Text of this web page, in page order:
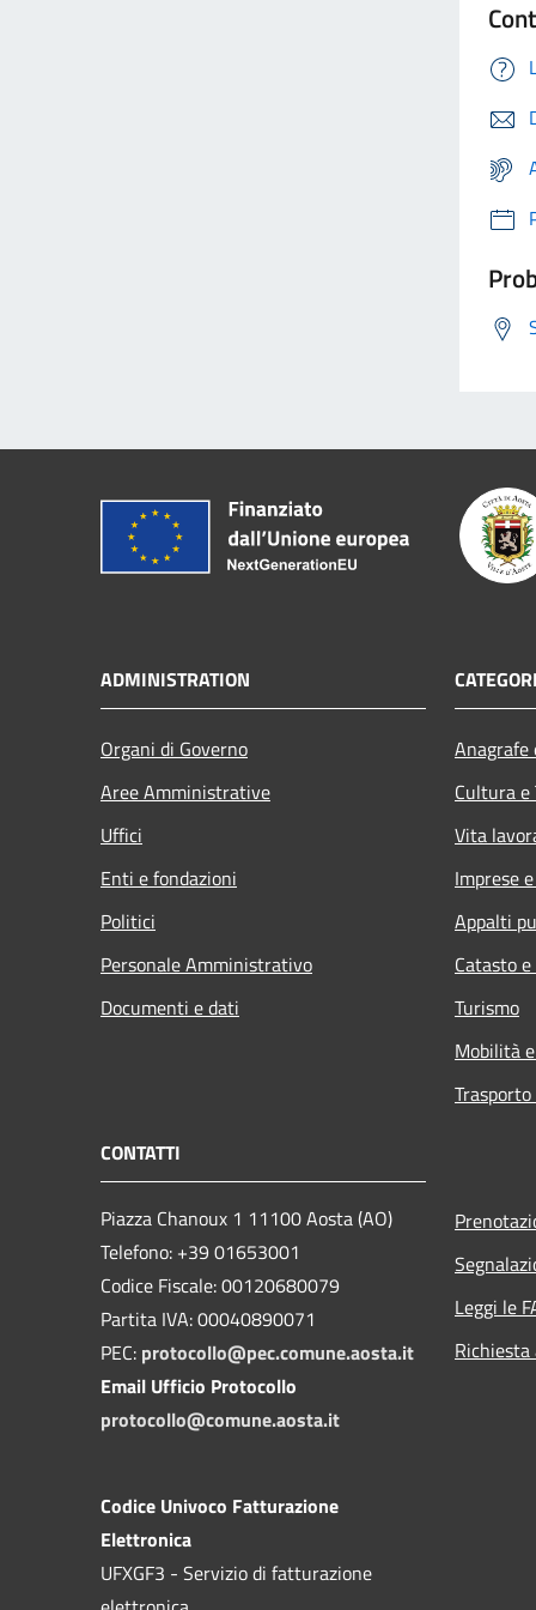
ADMINISTRATION
Organi di Governo
Aree Amministrative
Uffici
Enti e fondazioni
Politici
Personale Amministrativo
Documenti e dati
Cultura e
Vita
Imprese
Appalti
Catasto
Turismo
Mobilità
CONTATTI
Piazza Chanoux 1 11100 Aosta (AO)
Telefono: +39 01653001
Codice Fiscale: 00120680079
Partita IVA: 00040890071
PEC: protocollo@pec.comune.aosta.it
Email Ufficio Protocollo
protocollo@comune.aosta.it
Codice Univoco Fatturazione
Elettronica
UFXGF3 - Servizio di fatturazione
Leggi le